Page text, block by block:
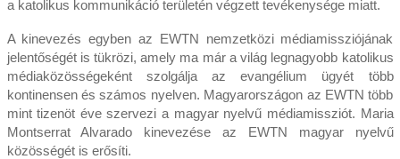
a katolikus kommunikáció területén végzett tevékenysége miatt.
A kinevezés egyben az EWTN nemzetközi médiamissziójának
jelentőségét is tükrözi, amely ma már a világ legnagyobb katolikus
médiaközösségeként szolgálja az evangélium ügyét több
kontinensen és számos nyelven. Magyarországon az EWTN több
mint tizenöt éve szervezi a magyar nyelvű médiamissziót. Maria
Montserrat Alvarado kinevezése az EWTN magyar nyelvű
közösségét is erősíti.